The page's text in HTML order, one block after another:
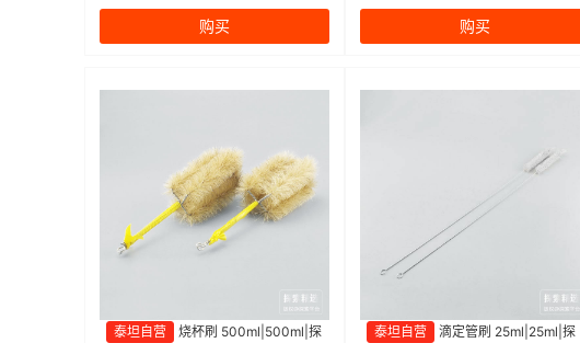
购买 购买
泰坦自营
烧杯刷 500ml|500ml|探
泰坦自营
滴定管刷 25ml|25ml|探